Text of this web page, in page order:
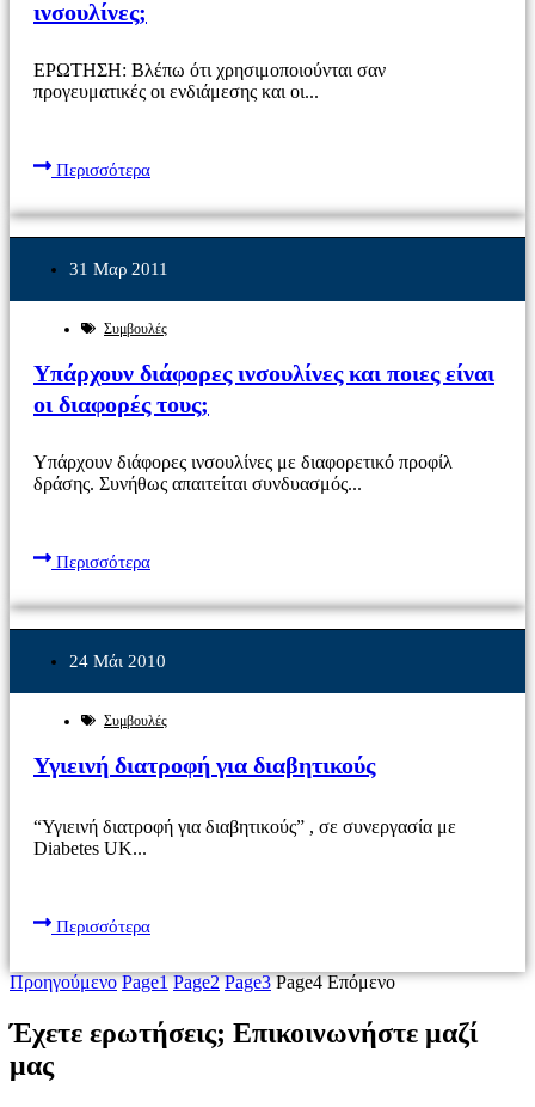
ινσουλίνες;
ΕΡΩΤΗΣΗ: Βλέπω ότι χρησιμοποιούνται σαν
προγευματικές οι ενδιάμεσης και οι...
Περισσότερα
31 Μαρ 2011
Συμβουλές
Υπάρχουν διάφορες ινσουλίνες και ποιες είναι
οι διαφορές τους;
Υπάρχουν διάφορες ινσουλίνες με διαφορετικό προφίλ
δράσης. Συνήθως απαιτείται συνδυασμός...
Περισσότερα
24 Μάι 2010
Συμβουλές
Υγιεινή διατροφή για διαβητικούς
“Υγιεινή διατροφή για διαβητικούς” , σε συνεργασία με
Diabetes UK...
Περισσότερα
Προηγούμενο Page1 Page2 Page3 Page4 Επόμενο
Έχετε ερωτήσεις; Επικοινωνήστε μαζί
μας